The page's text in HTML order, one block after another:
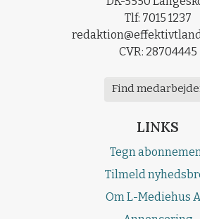
Tlf: 7015 1237
CVR: 28704445
Find
LINKS
Tegn
Tilmeld
Om L-Mediehus